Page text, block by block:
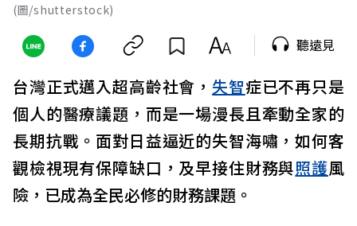
(圖/shutterstock)
聽遠見
台灣正式邁入超高齡社會， 失智症已不再只是
個人的醫療議題，而是一場漫長且牽動全家的
長期抗戰。面對日益逼近的失智海嘯，如何客
觀檢視現有保障缺口，及早接住財務與照護風
險，已成為全民必修的財務課題。